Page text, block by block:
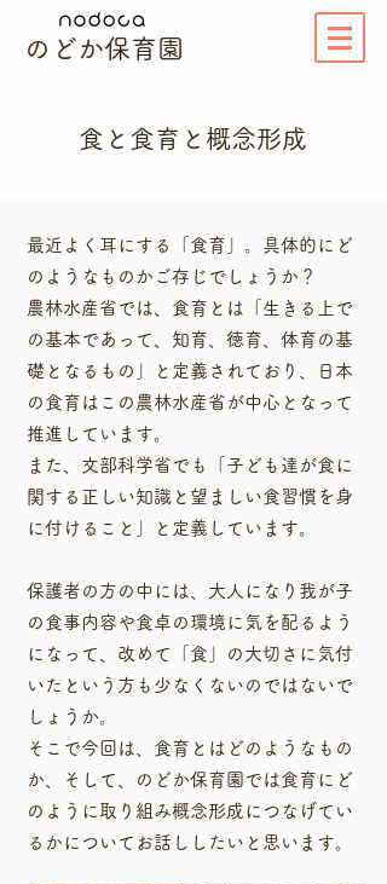
のどか保育園
食と食育と概念形成
最近よく耳にする「食育」。具体的にど
のようなものかご存じでしょうか？
農林水産省では、食育とは「生きる上で
の基本であって、知育、徳育、体育の基
礎となるもの」と定義されており、日本
の食育はこの農林水産省が中心となって
推進しています。
また、文部科学省でも「子ども達が食に
関する正しい知識と望ましい食習慣を身
に付けること」と定義しています。
保護者の方の中には、大人になり我が子
の食事内容や食卓の環境に気を配るよう
になって、改めて「食」の大切さに気付
いたという方も少なくないのではないで
しょうか。
​そこで今回は、食育とはどのようなもの
か、そして、のどか保育園では食育にど
のように取り組み概念形成につなげてい
るかについてお話ししたいと思います。